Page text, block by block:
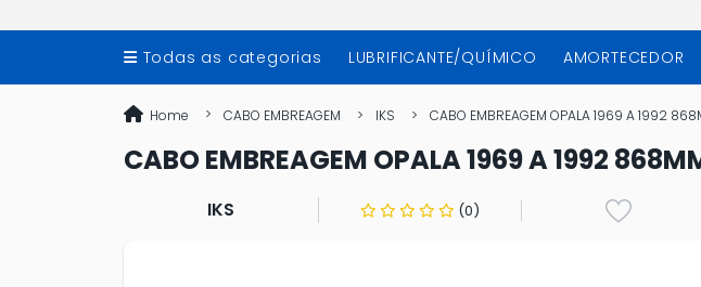
Todas as categorias LUBRIFICANTE/QUÍMICO AMORTECEDOR
Home CABO EMBREAGEM IKS CABO EMBREAGEM OPALA 1969 A 1992
CABO EMBREAGEM OPALA 1969 A 1992
IKS (0)